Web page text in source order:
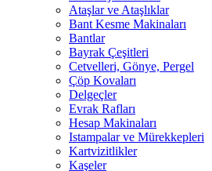
Ataşlar ve Ataşlıklar
Bant Kesme Makinaları
Bantlar
Bayrak Çeşitleri
Cetvelleri, Gönye, Pergel
Çöp Kovaları
Delgeçler
Evrak Rafları
Hesap Makinaları
Istampalar ve Mürekkepleri
Kartvizitlikler
Kaşeler